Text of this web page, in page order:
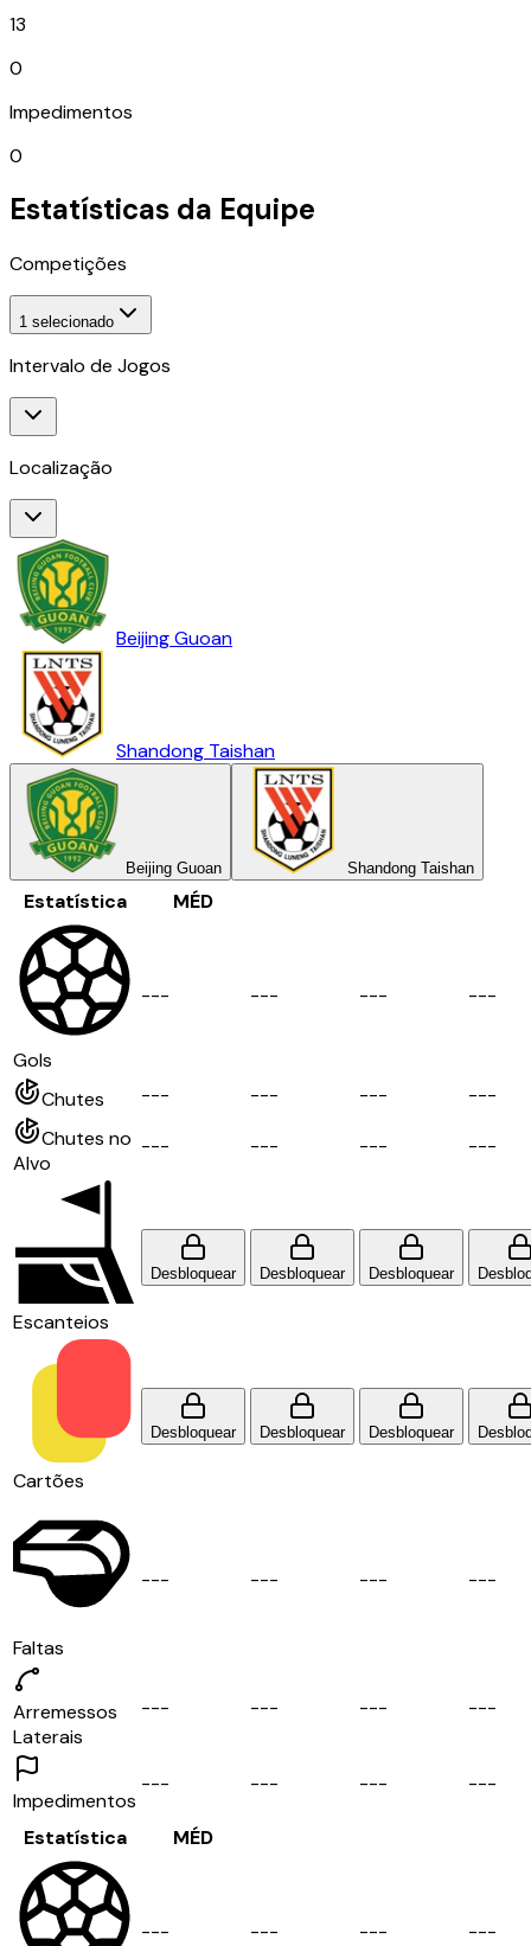
13
0
Impedimentos
0
Estatísticas da Equipe
Competições
1 selecionado
Intervalo de Jogos
Localização
Beijing Guoan
Shandong Taishan
Beijing Guoan Shandong Taishan
Estatística MÉD
Gols
--- --- --- ---
Chutes --- --- --- ---
Chutes no
Alvo
--- --- --- ---
Escanteios
Desbloquear Desbloquear Desbloquear
Cartões
Desbloquear Desbloquear Desbloquear
Faltas
--- --- --- ---
Arremessos
Laterais
--- --- --- ---
Impedimentos
--- --- --- ---
Estatística MÉD
--- --- --- ---